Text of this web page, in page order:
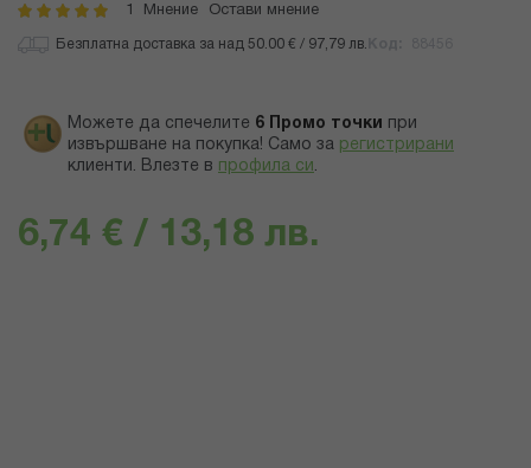
рейтинг:
Мнение Остави мнение
Безплатна доставка за над 50.00 € / 97,79 лв.
Можете да спечелите 6 Промо точки
при
извършване на покупка! Само за регистрирани
клиенти. Влезте в профила си .
6,74 € / 13,18 лв.